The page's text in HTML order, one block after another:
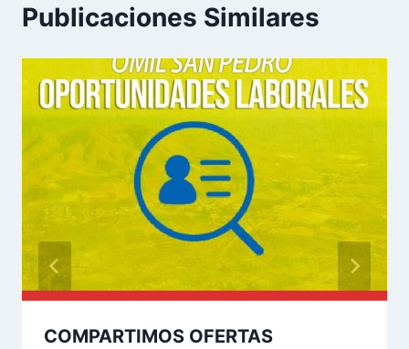
Publicaciones Similares
COMPARTIMOS OFERTAS